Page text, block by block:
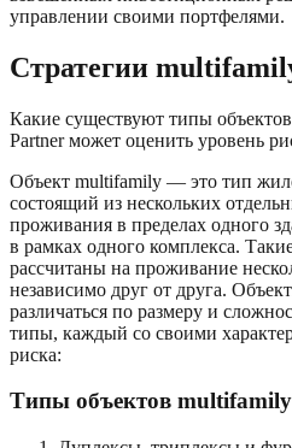
управлении своими портфелями.
Стратегии
Какие существуют типы
Partner может оценить уровень
Объект multifamily — это тип
состоящий из нескольких
проживания в пределах одного
в рамках одного комплекса.
рассчитаны на проживание
независимо друг от друга.
различаться по размеру и
типы, каждый со своими
риска:
Типы объектов multifamily